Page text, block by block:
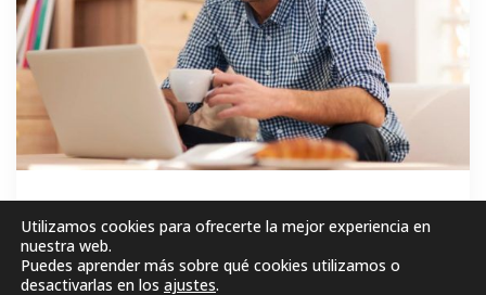
GRATIS
MATRICÚLESE AHORA!
Utilizamos cookies para ofrecerte la mejor experiencia en
nuestra web.
Puedes aprender más sobre qué cookies utilizamos o
desactivarlas en los ajustes.